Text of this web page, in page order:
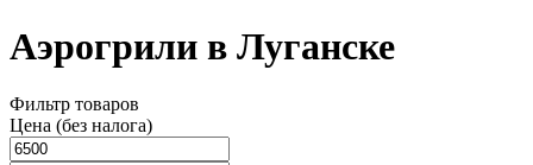
Аэрогрили в Луганске
Фильтр товаров
Цена (без налога)